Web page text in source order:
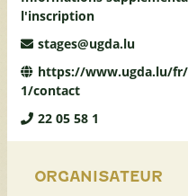
l'inscription
stages@ugda.lu
https://www.ugda.lu/
1/contact
22 05 58 1
ORGANISATEUR